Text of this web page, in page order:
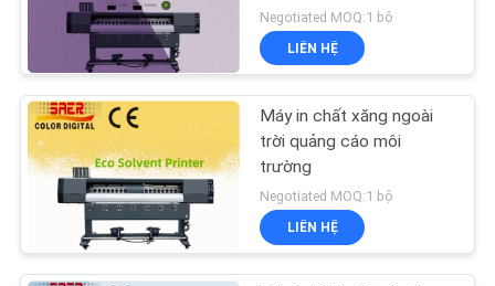
KIỂM
SOÁT
CHẤT
LƯỢNG
máy in DTF
Máy in UV DTF
màu vinyl nhãn dán xe
máy in đồ họa
Negotiated MOQ:1 bộ
LIÊN HỆ
Máy in chất xăng ngoài
trời quảng cáo môi
trường
Negotiated MOQ:1 bộ
LIÊN HỆ